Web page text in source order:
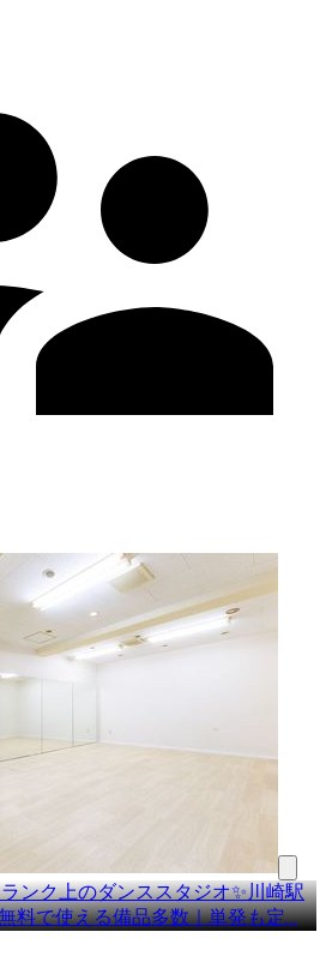
ンク上のダンススタジオ✨川崎駅
料で使える備品多数｜単発も定…